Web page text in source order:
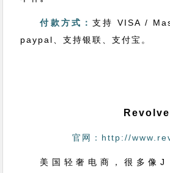
付款方式： 支持 VISA /
paypal、支持银联、支付宝。
Revolve
官网：http://
美国轻奢电商，很多像J